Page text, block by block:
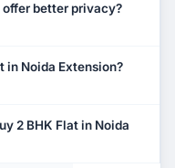
offer better privacy?
in Noida Extension?
2 BHK Flat in Noida